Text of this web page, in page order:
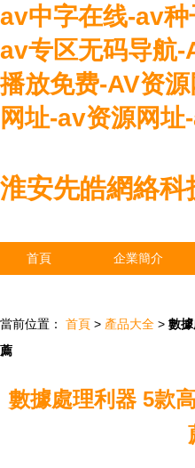
av中字在线-av
av专区无码导航-
播放免费-AV资
网址-av资源网
淮安先皓網絡科
首頁 企業簡介
當前位置： 首頁 > 產品大全 > 數
薦
數據處理利器 5款